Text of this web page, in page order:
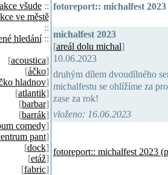
všude::
ve městě
::
hledání::
[acoustica]
[áčko]
hladnov]
[atlantik]
[barbar]
[barrák]
comedy]
pant]
[dock]
[etáž]
[fabric]
fotoreport:: michalfest 2023
michalfest 2023
[areál dolu michal]
10.06.2023
druhým dílem dvoudílného
michalfestu se ohlížíme za
zase za rok!
vloženo: 16.06.2023
fotoreport:: michalfest 2023